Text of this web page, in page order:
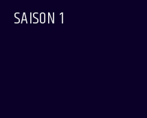
SAISON 1